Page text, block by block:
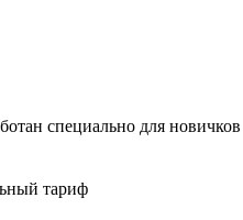
специально для